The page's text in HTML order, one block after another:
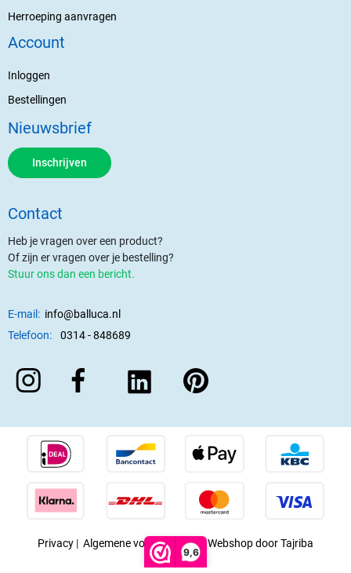
9,6
Herroeping aanvragen
Account
Inloggen
Bestellingen
Nieuwsbrief
Inschrijven
Contact
Heb je vragen over een product?
Of zijn er vragen over je bestelling?
Stuur ons dan een bericht.
E-mail: info@balluca.nl
Telefoon:
0314 - 848689
Privacy | Algemene voorwaarden |Webshop door Tajriba